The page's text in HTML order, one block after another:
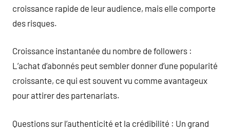
croissance rapide de leur audience, mais elle comporte
des risques.
Croissance instantanée du nombre de followers :
L’achat d’abonnés peut sembler donner d’une popularité
croissante, ce qui est souvent vu comme avantageux
pour attirer des partenariats.
Questions sur l’authenticité et la crédibilité : Un grand